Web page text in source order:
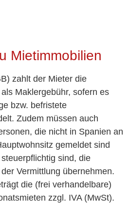
Mietimmobilien
zahlt der Mieter die
Maklergebühr, sofern es
bzw. befristete
Zudem müssen auch
die nicht in Spanien an
gemeldet sind
sind, die
Vermittlung übernehmen.
die (frei verhandelbare)
zzgl. IVA (MwSt).